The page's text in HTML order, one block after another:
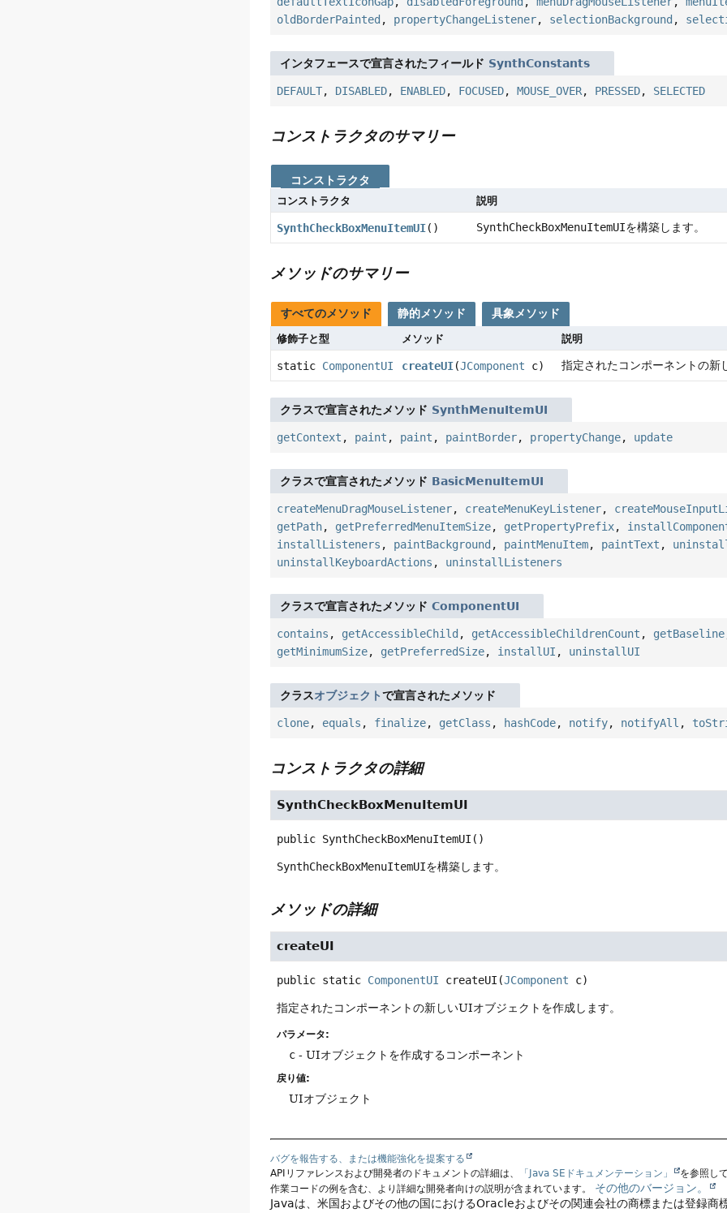
oldBorderPainted , propertyChangeListener, selectionBackground ,
インタフェースで宣言されたフィールド SynthConstants
DEFAULT, DISABLED, ENABLED, FOCUSED,MOUSE_OVER, PRESSED, SELECTED
コンストラクタのサマリー
コンストラクタ
コンストラクタ 説明
SynthCheckBoxMenuItemUI() SynthCheckBoxMenuItemUIを構築します。
メソッドのサマリー
すべてのメソッド 静的メソッド 具象メソッド
修飾子と型 メソッド 説明
static ComponentUI createUI(JComponent c) 指定されたコンポーネントの新
クラスで宣言されたメソッド SynthMenuItemUI
getContext , paint , paint , paintBorder, propertyChange, update
クラスで宣言されたメソッド BasicMenuItemUI
createMenuDragMouseListener, createMenuKeyListener,
getPath, getPreferredMenuItemSize, getPropertyPrefix,
installListeners , paintBackground , paintMenuItem, paintText ,
uninstallKeyboardActions , uninstallListeners
クラスで宣言されたメソッドComponentUI
contains , getAccessibleChild , getAccessibleChildrenCount , getBaseline
getMinimumSize, getPreferredSize, installUI , uninstallUI
クラスオブジェクトで宣言されたメソッド
clone, equals , finalize, getClass , hashCode, notify, notifyAll ,
コンストラクタの詳細
SynthCheckBoxMenuItemUI
public SynthCheckBoxMenuItemUI ()
SynthCheckBoxMenuItemUIを構築します。
メソッドの詳細
createUI
public static ComponentUI createUI (JComponent c)
指定されたコンポーネントの新しいUIオブジェクトを作成します。
パラメータ:
c - UIオブジェクトを作成するコンポーネント
戻り値:
UIオブジェクト
バグを報告する、または機能強化を提案する
APIリファレンスおよび開発者のドキュメントの詳細は、
「Java SEドキュメンテーション」
を参照し
作業コードの例を含む、より詳細な開発者向けの説明が含まれています。
その他のバージョン。
Javaは、米国およびその他の国におけるOracleおよびその関連会社の商標または登録商標